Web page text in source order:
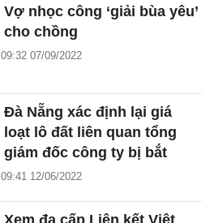
Vợ nhọc công ‘giải bùa yêu’
cho chồng
09:32 07/09/2022
Đà Nẵng xác định lại giá
loạt lô đất liên quan tổng
giám đốc công ty bị bắt
09:41 12/06/2022
Xem đa cấp Liên kết Việt